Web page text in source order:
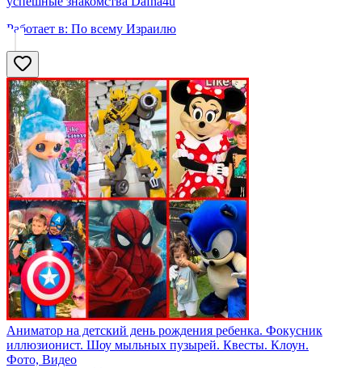
Работает в: По всему Израилю
Аниматор на детский день рождения ребенка. Фокусник
иллюзионист. Шоу мыльных пузырей. Квесты. Клоун.
Фото, Видео